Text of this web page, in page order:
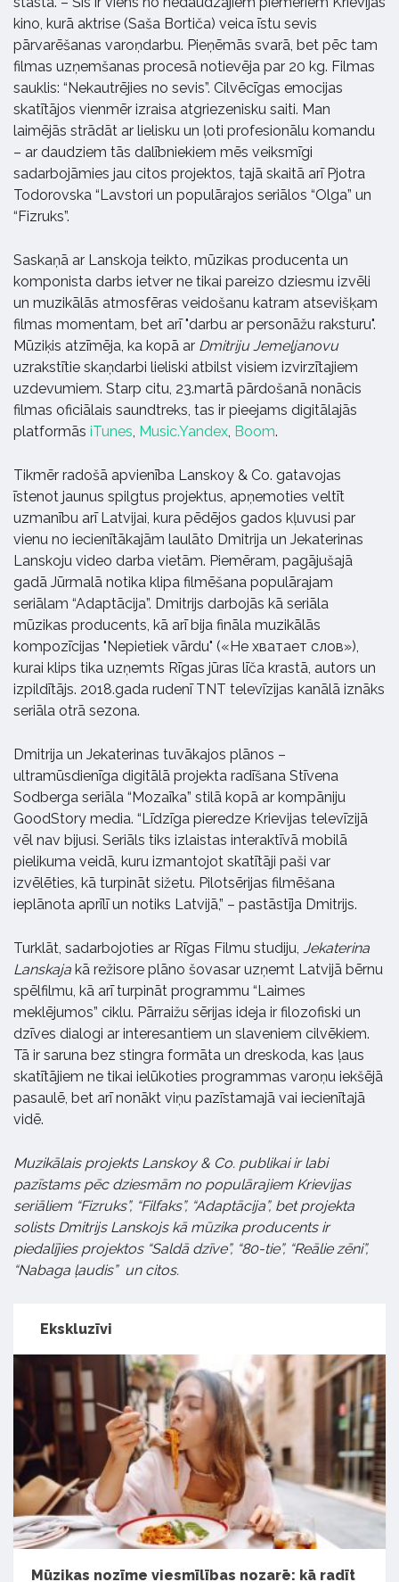
kino, kurā aktrise (Saša Bortiča) veica īstu sevis
pārvarēšanas varoņdarbu. Pieņēmās svarā, bet pēc tam
filmas uzņemšanas procesā notievēja par 20 kg. Filmas
sauklis: “Nekautrējies no sevis”. Cilvēcīgas emocijas
skatītājos vienmēr izraisa atgriezenisku saiti. Man
laimējās strādāt ar lielisku un ļoti profesionālu komandu
– ar daudziem tās dalībniekiem mēs veiksmīgi
sadarbojāmies jau citos projektos, tajā skaitā arī Pjotra
Todorovska “Lavstori un populārajos seriālos “Olga” un
“Fizruks”.
Saskaņā ar Lanskoja teikto, mūzikas producenta un
komponista darbs ietver ne tikai pareizo dziesmu izvēli
un muzikālās atmosfēras veidošanu katram atsevišķam
filmas momentam, bet arī "darbu ar personāžu raksturu".
Mūziķis atzīmēja, ka kopā ar Dmitriju Jemeļjanovu
uzrakstītie skaņdarbi lieliski atbilst visiem izvirzītajiem
uzdevumiem. Starp citu, 23.martā pārdošanā nonācis
filmas oficiālais saundtreks, tas ir pieejams digitālajās
platformās iTunes Music.Yandex Boom.
Tikmēr radošā apvienība Lanskoy & Co. gatavojas
īstenot jaunus spilgtus projektus, apņemoties veltīt
uzmanību arī Latvijai, kura pēdējos gados kļuvusi par
vienu no iecienītākajām laulāto Dmitrija un Jekaterinas
Lanskoju video darba vietām. Piemēram, pagājušajā
gadā Jūrmalā notika klipa filmēšana populārajam
seriālam “Adaptācija”. Dmitrijs darbojās kā seriāla
mūzikas producents, kā arī bija fināla muzikālās
kompozīcijas "Nepietiek vārdu" («Не хватает слов»),
kurai klips tika uzņemts Rīgas jūras līča krastā, autors un
izpildītājs. 2018.gada rudenī TNT televīzijas kanālā iznāks
seriāla otrā sezona.
Dmitrija un Jekaterinas tuvākajos plānos –
ultramūsdienīga digitālā projekta radīšana Stīvena
Sodberga seriāla “Mozaīka” stilā kopā ar kompāniju
GoodStory media. “Līdzīga pieredze Krievijas televīzijā
vēl nav bijusi. Seriāls tiks izlaistas interaktīvā mobilā
pielikuma veidā, kuru izmantojot skatītāji paši var
izvēlēties, kā turpināt sižetu. Pilotsērijas filmēšana
ieplānota aprīlī un notiks Latvijā,” – pastāstīja Dmitrijs.
Turklāt, sadarbojoties ar Rīgas Filmu studiju, Jekaterina
Lanskaja kā režisore plāno šovasar uzņemt Latvijā bērnu
spēlfilmu, kā arī turpināt programmu “Laimes
meklējumos” ciklu. Pārraižu sērijas ideja ir filozofiski un
dzīves dialogi ar interesantiem un slaveniem cilvēkiem.
Tā ir saruna bez stingra formāta un dreskoda, kas ļaus
skatītājiem ne tikai ielūkoties programmas varoņu iekšējā
pasaulē, bet arī nonākt viņu pazīstamajā vai iecienītajā
vidē.
Muzikālais projekts Lanskoy & Co. publikai ir labi
pazīstams pēc dziesmām no populārajiem Krievijas
seriāliem “Fizruks”, “Filfaks”, “Adaptācija”, bet projekta
solists Dmitrijs Lanskojs kā mūzika producents ir
piedalījies projektos “Saldā dzīve”, “80-tie”, “Reālie zēni”,
“Nabaga ļaudis” un citos.
Ekskluzīvi
Mūzikas nozīme viesmīlības nozarē: kā radīt